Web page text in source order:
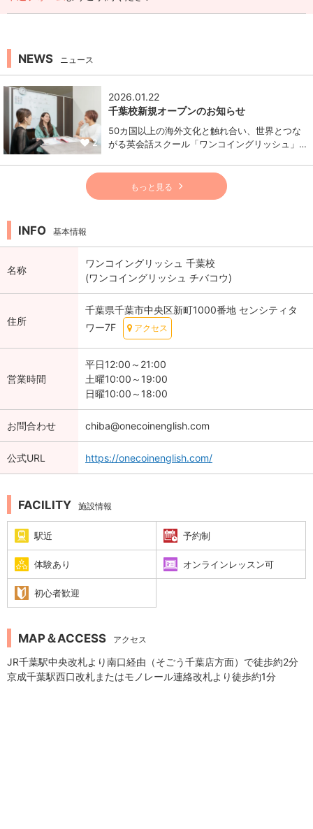
NEWS ニュース
2
2026.01.22
千葉校新規オープンのお知らせ
50カ国以上の海外文化と触れ合い、世界とつな
がる英会話スクール「ワンコイングリッシュ」…
もっと見る
INFO 基本情報
名称
ワンコイングリッシュ 千葉校
(ワンコイングリッシュ チバコウ)
住所
千葉県千葉市中央区新町1000番地 センシティタ
ワー7F
アクセス
営業時間
平日12:00～21:00
土曜10:00～19:00
日曜10:00～18:00
お問合わせ chiba@onecoinenglish.com
公式URL https://onecoinenglish.com/
FACILITY 施設情報
駅近 予約制
体験あり オンラインレッスン可
初心者歓迎
MAP＆ACCESS アクセス
JR千葉駅中央改札より南口経由（そごう千葉店方面）で徒歩約2分
京成千葉駅西口改札またはモノレール連絡改札より徒歩約1分